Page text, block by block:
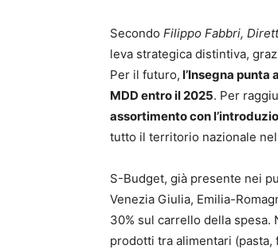
Secondo Filippo Fabbri,
leva strategica distintiva,
Per il futuro, l’Insegna
MDD entro il 2025. Per
assortimento con
tutto il territorio nazionale
S-Budget, già presente nei
Venezia Giulia, Emilia-
30% sul carrello della spesa.
prodotti tra alimentari